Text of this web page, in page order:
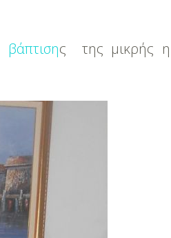
βάπτισης της μικρής η